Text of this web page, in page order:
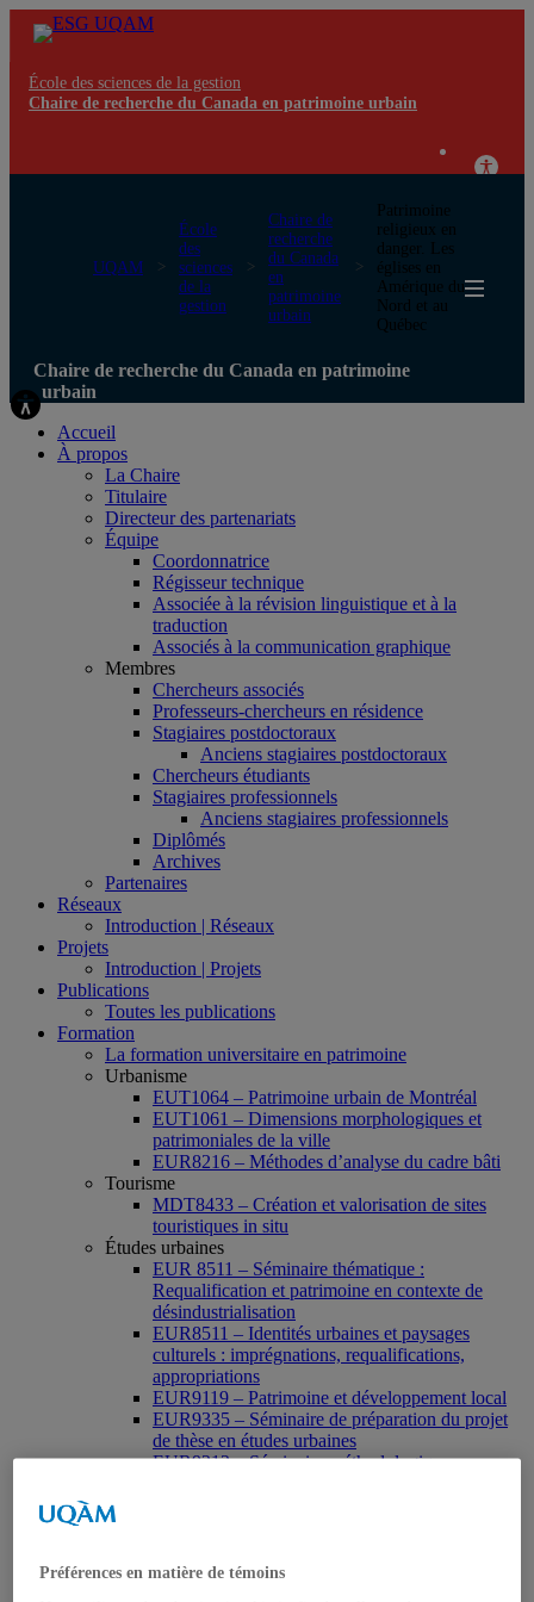
École des sciences de la gestion
Chaire de recherche du Canada en patrimoine urbain
UQAM
École
des
sciences
de la
gestion
Chaire de
recherche
du Canada
en
patrimoine
urbain
Patrimoine
religieux en
danger. Les
églises en
Amérique du
Nord et au
Québec
Chaire de recherche du Canada en patrimoine
urbain
Accueil
À propos
La Chaire
Titulaire
Directeur des partenariats
Équipe
Coordonnatrice
Régisseur technique
Associée à la révision linguistique et à la
traduction
Associés à la communication graphique
Membres
Chercheurs associés
Professeurs-chercheurs en résidence
Stagiaires postdoctoraux
Anciens stagiaires postdoctoraux
Chercheurs étudiants
Stagiaires professionnels
Anciens stagiaires professionnels
Diplômés
Archives
Partenaires
Réseaux
Introduction | Réseaux
Projets
Introduction | Projets
Publications
Toutes les publications
Formation
La formation universitaire en patrimoine
Urbanisme
EUT1064 – Patrimoine urbain de Montréal
EUT1061 – Dimensions morphologiques et
patrimoniales de la ville
EUR8216 – Méthodes d’analyse du cadre bâti
Tourisme
MDT8433 – Création et valorisation de sites
touristiques in situ
Études urbaines
EUR 8511 – Séminaire thématique :
Requalification et patrimoine en contexte de
désindustrialisation
EUR8511 – Identités urbaines et paysages
culturels : imprégnations, requalifications,
appropriations
EUR9119 – Patrimoine et développement local
EUR9335 – Séminaire de préparation du projet
de thèse en études urbaines
EUR9212 – Séminaire méthodologique : axe «
MSL9006 La patrimonialisation
Préférences en matière de témoins